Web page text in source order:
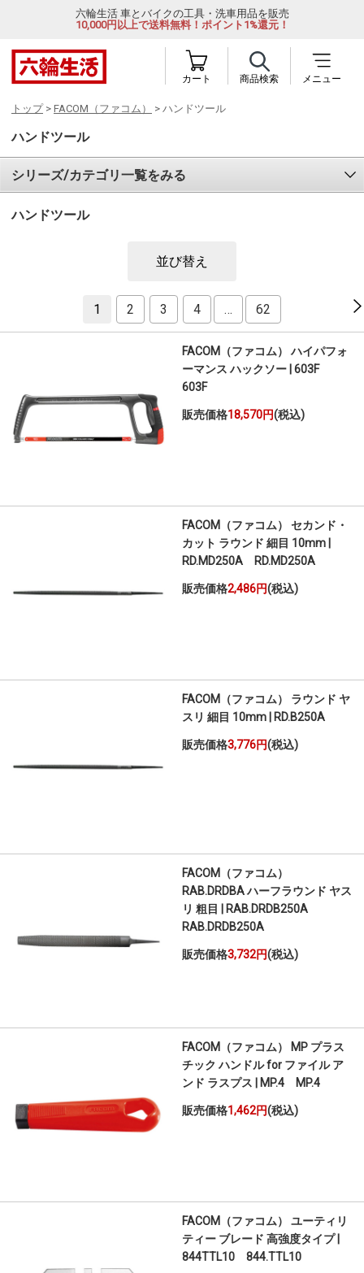
六輪生活 車とバイクの工具・洗車用品を販売
10,000円以上で送料無料！ポイント1%還元！
カート 商品検索 メニュー
トップ> FACOM（ファコム） > ハンドツール
ハンドツール
シリーズ/カテゴリ一覧をみる
ハンドツール
並び替え
1 2 3 4 … 62
FACOM（ファコム） ハイパフォ
ーマンス ハックソー | 603F
603F
販売価格18,570円(税込)
FACOM（ファコム） セカンド・
カット ラウンド 細目 10mm |
RD.MD250A RD.MD250A
販売価格2,486円(税込)
FACOM（ファコム） ラウンド ヤ
スリ 細目 10mm | RD.B250A
販売価格3,776円(税込)
FACOM（ファコム）
RAB.DRDBA ハーフラウンド ヤス
リ 粗目 | RAB.DRDB250A
RAB.DRDB250A
販売価格3,732円(税込)
FACOM（ファコム） MP プラス
チック ハンドル for ファイル ア
ンド ラスプス | MP.4 MP.4
販売価格1,462円(税込)
FACOM（ファコム） ユーティリ
ティー ブレード 高強度タイプ |
844TTL10 844.TTL10